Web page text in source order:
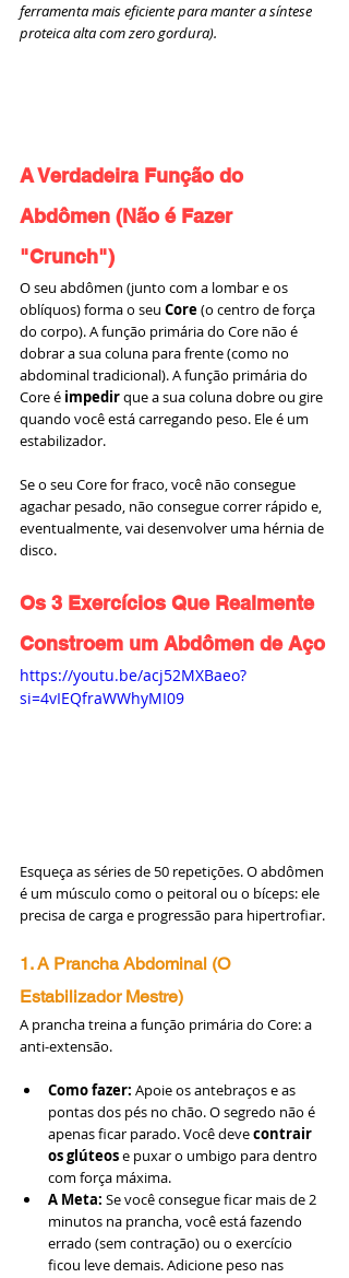
ferramenta mais eficiente para manter a síntese
proteica alta com zero gordura).
A Verdadeira Função do
Abdômen (Não é Fazer
"Crunch")
O seu abdômen (junto com a lombar e os
oblíquos) forma o seu Core (o centro de força
do corpo). A função primária do Core não é
dobrar a sua coluna para frente (como no
abdominal tradicional). A função primária do
Core é impedir que a sua coluna dobre ou gire
quando você está carregando peso. Ele é um
estabilizador.
Se o seu Core for fraco, você não consegue
agachar pesado, não consegue correr rápido e,
eventualmente, vai desenvolver uma hérnia de
disco.
Os 3 Exercícios Que Realmente
Constroem um Abdômen de Aço
https://youtu.be/acj52MXBaeo?
si=4vIEQfraWWhyMI09
Esqueça as séries de 50 repetições. O abdômen
é um músculo como o peitoral ou o bíceps: ele
precisa de carga e progressão para hipertrofiar.
1. A Prancha Abdominal (O
Estabilizador Mestre)
A prancha treina a função primária do Core: a
anti-extensão.
Como fazer: Apoie os antebraços e as
pontas dos pés no chão. O segredo não é
apenas ficar parado. Você deve contrair
os glúteos e puxar o umbigo para dentro
com força máxima.
A Meta: Se você consegue ficar mais de 2
minutos na prancha, você está fazendo
errado (sem contração) ou o exercício
ficou leve demais. Adicione peso nas